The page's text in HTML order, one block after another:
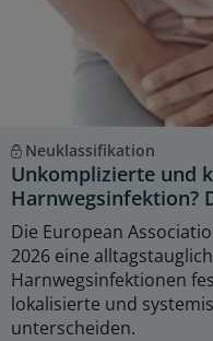
Neuklassifikation
Unkomplizierte und
Harnwegsinfektion?
Die European
2026 eine
Harnwegsinfektionen
lokalisierte und
unterscheiden.